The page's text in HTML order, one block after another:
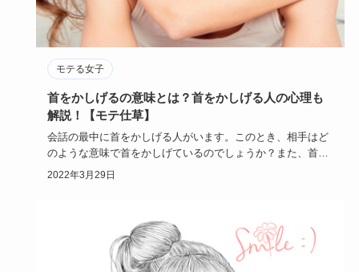
モテる女子
首をかしげるの意味とは？首をかしげる人の心理も
解説！【モテ仕草】
会話の最中に首をかしげる人がいます。このとき、相手はど
のような意味で首をかしげているのでしょうか？また、首を
かしげる仕草は…
2022年3月29日